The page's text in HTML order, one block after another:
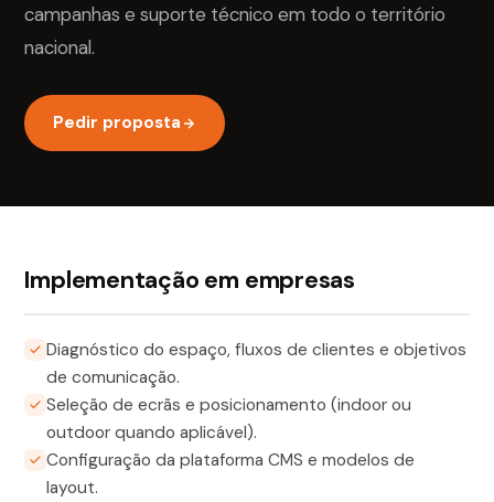
campanhas e suporte técnico em todo o território
nacional.
Pedir proposta
Implementação em empresas
Diagnóstico do espaço, fluxos de clientes e objetivos
de comunicação.
Seleção de ecrãs e posicionamento (indoor ou
outdoor quando aplicável).
Configuração da plataforma CMS e modelos de
layout.